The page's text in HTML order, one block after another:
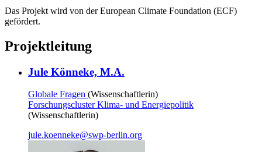
Das Projekt wird von der European Climate Foundation (ECF)
gefördert.
Projektleitung
Jule Könneke, M.A.
Globale Fragen (Wissenschaftlerin)
Forschungscluster Klima- und Energiepolitik
(Wissenschaftlerin)
jule.koenneke@swp-berlin.org